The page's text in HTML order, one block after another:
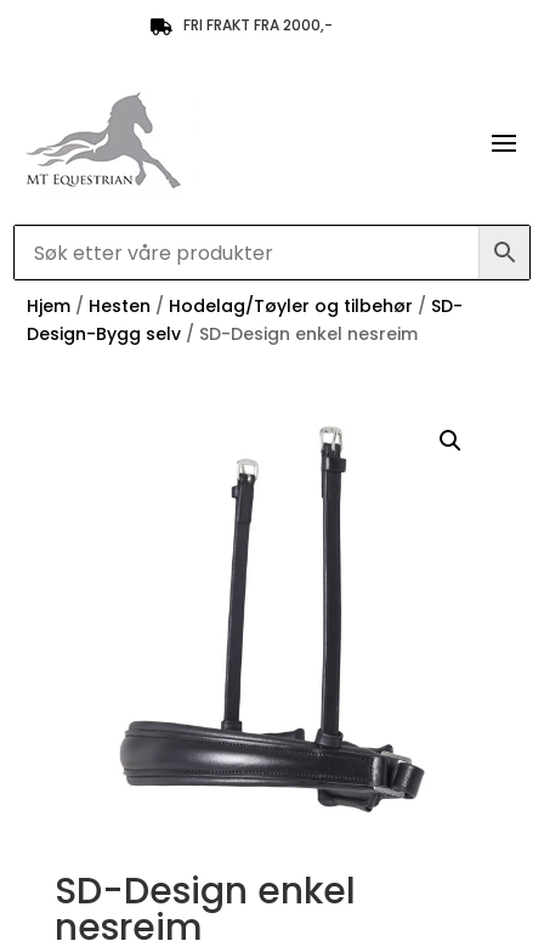
 FRI FRAKT FRA 2000,-
Hjem / Hesten / Hodelag/Tøyler og tilbehør / SD-
Design-Bygg selv / SD-Design enkel nesreim
SD-Design enkel
nesreim